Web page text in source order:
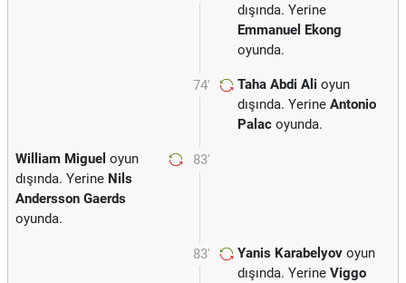
dışında. Yerine
Emmanuel Ekong
oyunda.
74' Taha Abdi Ali oyun
dışında. Yerine Antonio
Palac oyunda.
83'
William Miguel oyun
dışında. Yerine Nils
Andersson Gaerds
oyunda.
83' Yanis Karabelyov oyun
dışında. Yerine Viggo